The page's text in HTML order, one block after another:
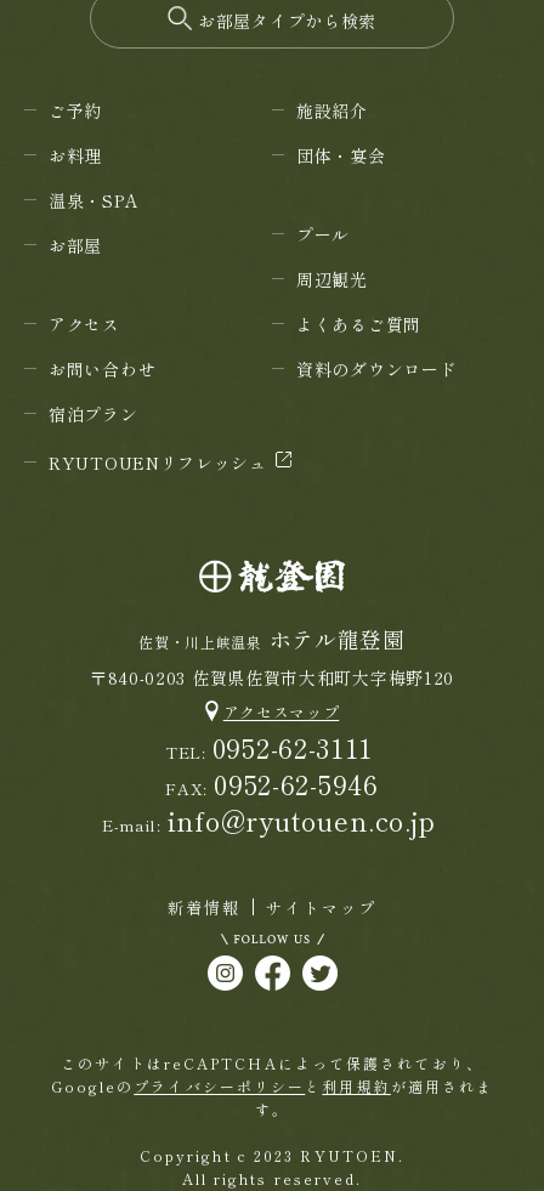
お部屋タイプから検索
ご予約
お料理
温泉・SPA
お部屋
施設紹介
団体・宴会
プール
周辺観光
アクセス
よくあるご質問
お問い合わせ
資料のダウンロード
宿泊プラン
RYUTOUENリフレッシュ
佐賀・川上峡温泉 ホテル龍登園
〒840-0203 佐賀県佐賀市大和町大字梅野120
アクセスマップ
TEL: 0952-62-3111
FAX: 0952-62-5946
E-mail: info@ryutouen.co.jp
新着情報 サイトマップ
このサイトはreCAPTCHAによって保護されており、
Googleの プライバシーポリシー と 利用規約 が適用されま
す。
Copyright c 2023 RYUTOEN.
All rights reserved.